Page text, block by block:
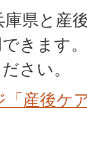
庫県と産
きます
さい。
産後ケ